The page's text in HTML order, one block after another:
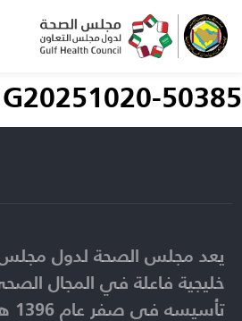
G20251020-50385
يعد مجلس الصحة لدول مجلس
خليجية فاعلة في المجال